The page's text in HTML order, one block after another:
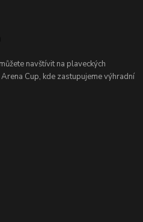
navštívit na plaveckých
Cup, kde zastupujeme výhradní